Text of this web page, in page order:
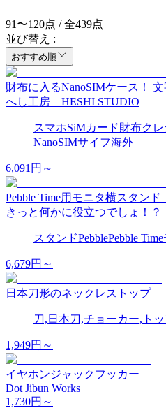
91 〜120点 / 全439点
並び替え :
おすすめ順
財布に入るNanoSIMケース！
へし工房 HESHI STUDIO
スマホSiMカード財布ク
NanoSIMサイフ海外
6,091 円～
Pebble Time用モニタ横スタン
きっと何かに役立つでしょ！？
スタンドPebblePebble Time
6,679円～
日本刀形のネックレストップ
刀,日本刀,チョーカー,ト
1,949円～
イヤホンジャックフッカー
Dot Jibun Works
1,730円～